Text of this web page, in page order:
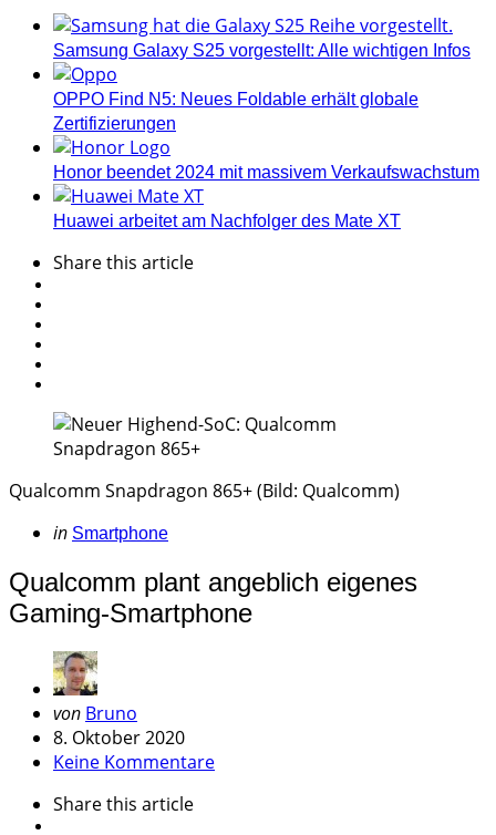
Samsung Galaxy S25 vorgestellt: Alle wichtigen Infos
OPPO Find N5: Neues Foldable erhält globale
Zertifizierungen
Honor beendet 2024 mit massivem Verkaufswachstum
Huawei arbeitet am Nachfolger des Mate XT
Sharethis article
Qualcomm Snapdragon 865+ (Bild: Qualcomm)
Categories
Posted
in Smartphone
Qualcomm plant angeblich eigenes
Gaming-Smartphone
Geschrieben
von
von Bruno
8. Oktober 2020
Keine Kommentare
Sharethis article